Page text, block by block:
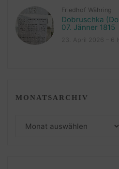
Friedhof Währing
Dobruschka
07. Jänner 1815
MONATSARCHIV